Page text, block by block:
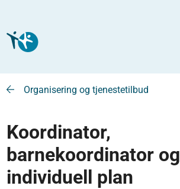
Organisering og tjenestetilbud
Koordinator,
barnekoordinator og
individuell plan